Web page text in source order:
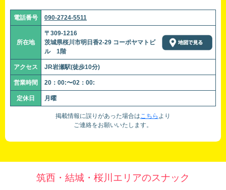
電話番号 090-2724-5511
所在地
〒309-1216
茨城県桜川市明日香2-29 コーポヤマトビ
ル 1階
アクセス JR岩瀬駅(徒歩10分)
営業時間 20：00:〜02：00:
定休日 月曜
掲載情報に誤りがあった場合はこちら より
ご連絡をお願いいたします。
筑西・結城・桜川エリアのスナック